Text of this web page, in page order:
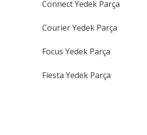
Connect Yedek Parça
Courier Yedek Parça
Focus Yedek Parça
Fiesta Yedek Parça